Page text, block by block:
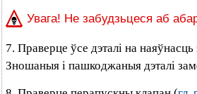
Увага! Не забудзьцеся аб
7. Праверце ўсе дэталі на наяўнасць
Зношаныя і пашкоджаныя дэталі